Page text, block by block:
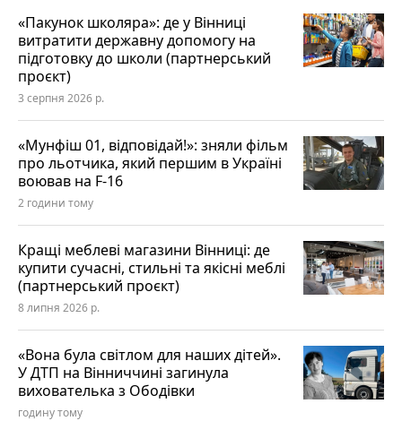
«Пакунок школяра»: де у Вінниці
витратити державну допомогу на
підготовку до школи (партнерський
проєкт)
3 серпня 2026 р.
«Мунфіш 01, відповідай!»: зняли фільм
про льотчика, який першим в Україні
воював на F-16
2 години тому
Кращі меблеві магазини Вінниці: де
купити сучасні, стильні та якісні меблі
(партнерський проєкт)
8 липня 2026 р.
«Вона була світлом для наших дітей».
У ДТП на Вінниччині загинула
вихователька з Ободівки
годину тому